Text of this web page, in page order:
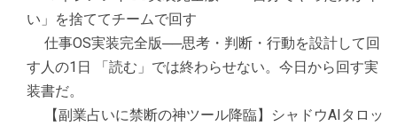
い」を捨ててチームで回す
仕事OS実装完全版──思考・判断・行動を設計して回
す人の1日 「読む」では終わらせない。今日から回す実
装書だ。
【副業占いに禁断の神ツール降臨】シャドウAIタロッ